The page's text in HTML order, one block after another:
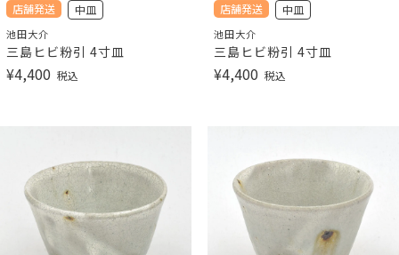
店舗発送 中皿
池田大介
三島ヒビ粉引 4寸皿
¥4,400 税込
店舗発送 中皿
池田大介
三島ヒビ粉引 4寸皿
¥4,400 税込